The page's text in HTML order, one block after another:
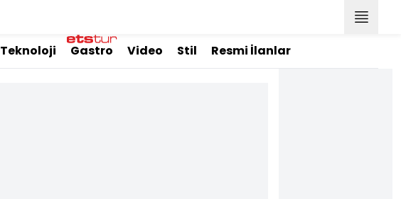
Teknoloji Gastro Video Stil Resmi İlanlar